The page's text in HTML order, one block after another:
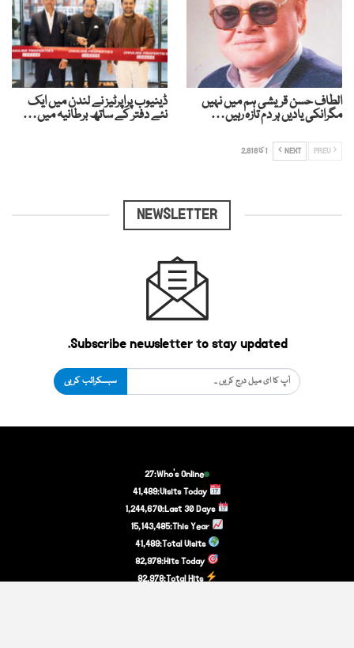
الطاف حسن قریشی ہم میں نہیں
مگرانکی یادیں ہر دم تازہ رہیں…
ڈینیوب پراپرٹیز نے لندن میں ایک
نئے دفتر کے ساتھ برطانیہ میں…
NEXT 1 کا 2,818
NEWSLETTER
Subscribe newsletter to stay updated.
سبسکرائب کریں
Who's Online:
27
Visits Today:
41,489
Last 30 Days:
1,244,670
15,143,485
Total Visits:
41,489
Hits Today:
82,978
Total Hits:
82,978